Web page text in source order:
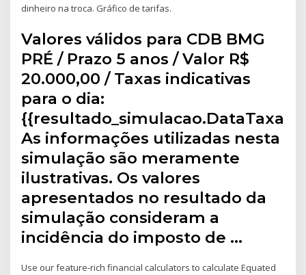
dinheiro na troca. Gráfico de tarifas.
Valores válidos para CDB BMG
PRÉ / Prazo 5 anos / Valor R$
20.000,00 / Taxas indicativas
para o dia:
{{resultado_simulacao.DataTaxa}}.
As informações utilizadas nesta
simulação são meramente
ilustrativas. Os valores
apresentados no resultado da
simulação consideram a
incidência do imposto de …
Use our feature-rich financial calculators to calculate Equated